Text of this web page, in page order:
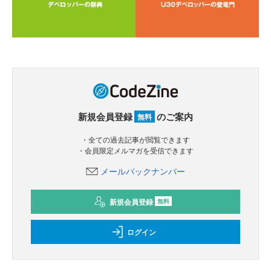
新規会員登録 無料 のご案内
・全ての過去記事が閲覧できます
・会員限定メルマガを受信できます
メールバックナンバー
新規会員登録 無料
ログイン